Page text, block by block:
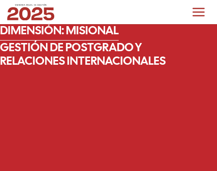
DIMENSIÓN:MISIONAL
GESTIÓN DE POSTGRADO Y
RELACIONES INTERNACIONALES